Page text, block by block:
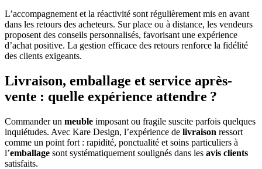
L’accompagnement et la réactivité sont régulièrement mis en avant
dans les retours des acheteurs. Sur place ou à distance, les vendeurs
proposent des conseils personnalisés, favorisant une expérience
d’achat positive. La gestion efficace des retours renforce la fidélité
des clients exigeants.
Livraison, emballage et service après-
vente : quelle expérience attendre ?
Commander un meuble imposant ou fragile suscite parfois quelques
inquiétudes. Avec Kare Design, l’expérience de livraison ressort
comme un point fort : rapidité, ponctualité et soins particuliers à
l’emballage sont systématiquement soulignés dans les avis clients
satisfaits.